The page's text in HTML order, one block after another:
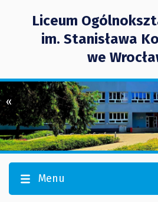
Liceum
im. Stanisława
we
«
Menu